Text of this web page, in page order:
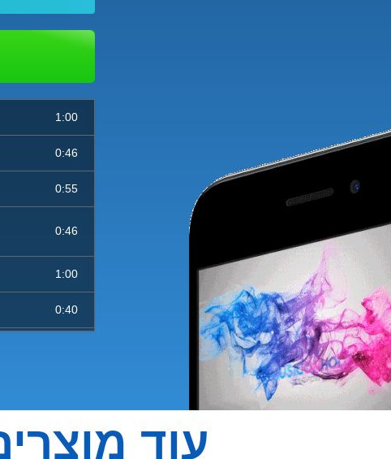
1:00
0:46
0:55
0:46
1:00
0:40
0:07 עוד